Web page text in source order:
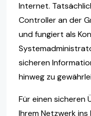
Internet.
Controller an der
und fungiert als
sicheren
hinweg zu
Für einen
Ihrem Netzwerk